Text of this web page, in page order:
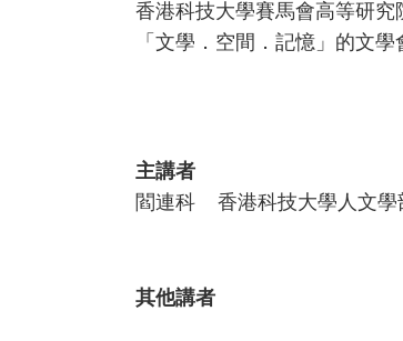
香港科技大學賽馬會高等研
「文學．空間．記憶」的文學
主講者
閻連科 香港科技大學人文學
其他講者